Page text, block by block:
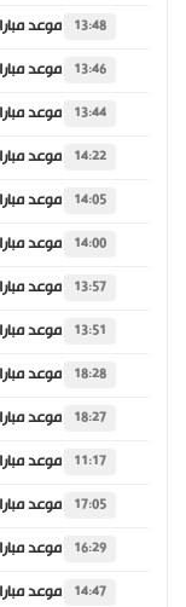
13:48
13:46
13:44
14:22
14:05
14:00
13:57
13:51
18:28
18:27
11:17
17:05
16:29
14:47